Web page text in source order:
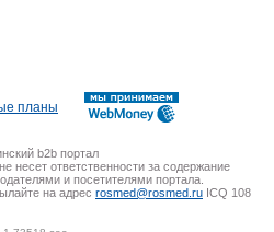
планы
b2b портал
несет ответственности за содержание
и посетителями портала.
на адрес rosmed@rosmed.ru ICQ 108